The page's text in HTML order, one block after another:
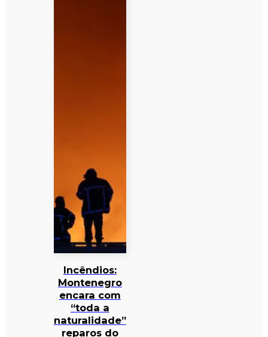
Incêndios:
Montenegro
encara com
“toda a
naturalidade”
reparos do